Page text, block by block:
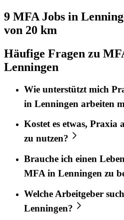
9 MFA Jobs in
von 20 km
Häufige Fragen zu
Lenningen
Wie unterstützt mich
in Lenningen arbeiten
Kostet es etwas, Praxia
zu nutzen?
Brauche ich einen
MFA in Lenningen zu
Welche Arbeitgeber
Lenningen?